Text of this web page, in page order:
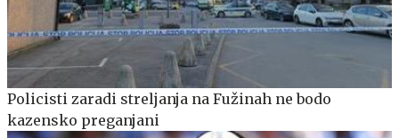
Policisti zaradi streljanja na Fužinah ne bodo
kazensko preganjani